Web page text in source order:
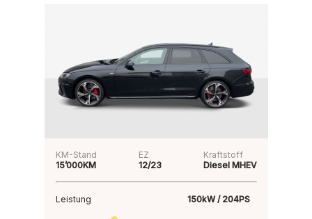
KM-Stand
15’000KM
EZ
12/23
Kraftstoff
Diesel MHEV
Leistung 150kW / 204PS